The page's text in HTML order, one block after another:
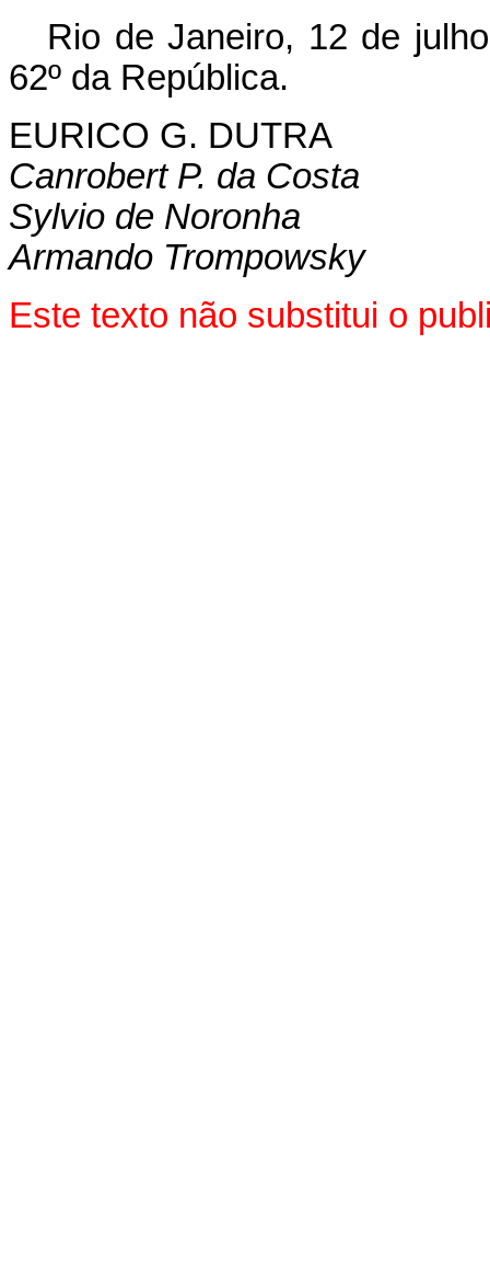
Rio de Janeiro, 12 de
62º da República.
EURICO G. DUTRA
Canrobert P. da Costa
Sylvio de Noronha
Armando Trompowsky
Este texto não substitui o